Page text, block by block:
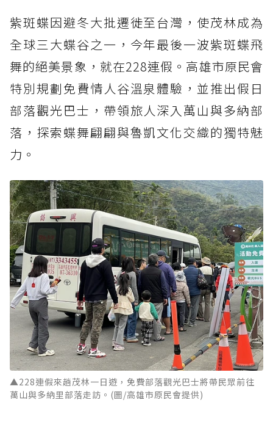
紫斑蝶因避冬大批遷徙至台灣，使茂林成為
全球三大蝶谷之一，今年最後一波紫斑蝶飛
舞的絕美景象，就在228連假。高雄市原民會
特別規劃免費情人谷溫泉體驗，並推出假日
部落觀光巴士，帶領旅人深入萬山與多納部
落，探索蝶舞翩翩與魯凱文化交織的獨特魅
力。
▲228連假來趟茂林一日遊，免費部落觀光巴士將帶民眾前往
萬山與多納里部落走訪。(圖/高雄市原民會提供)